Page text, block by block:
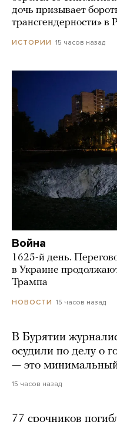
дочь призывает
трансгендерности» в
ИСТОРИИ 15 часов назад
Война
1625-й день.
в Украине
Трампа
НОВОСТИ 15 часов назад
В Бурятии
осудили по делу о
— это минимальный
15 часов назад
77 срочников